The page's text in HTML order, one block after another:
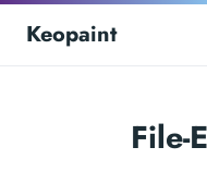
Keopaint
File-